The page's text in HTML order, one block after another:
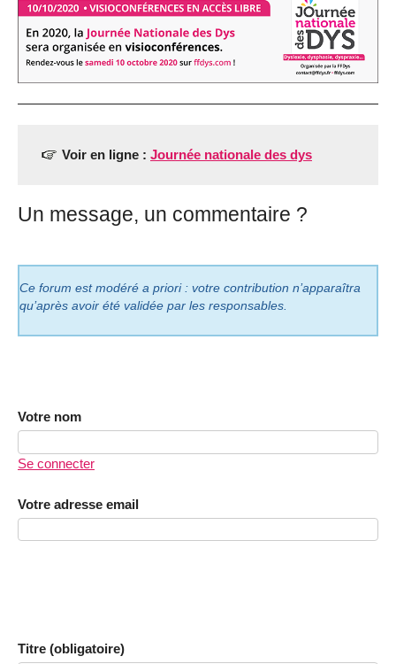
Voir en ligne : Journée nationale des dys
Un message, un commentaire ?
Ce forum est modéré a priori : votre contribution n’apparaîtra
qu’après avoir été validée par les responsables.
Votre nom
Se connecter
Votre adresse email
Titre (obligatoire)